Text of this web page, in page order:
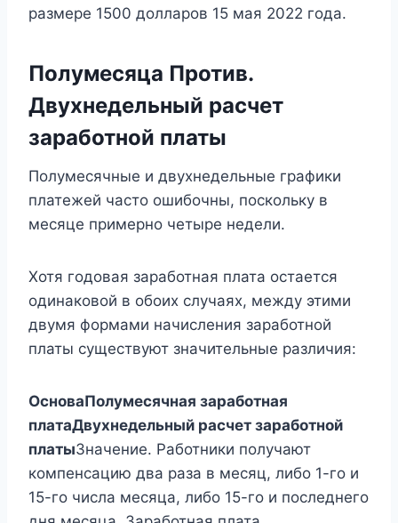
размере 1500 долларов 15 мая 2022 года.
Полумесяца Против.
Двухнедельный расчет
заработной платы
Полумесячные и двухнедельные графики
платежей часто ошибочны, поскольку в
месяце примерно четыре недели.
Хотя годовая заработная плата остается
одинаковой в обоих случаях, между этими
двумя формами начисления заработной
платы существуют значительные различия:
ОсноваПолумесячная заработная
платаДвухнедельный расчет заработной
платыЗначение. Работники получают
компенсацию два раза в месяц, либо 1-го и
15-го числа месяца, либо 15-го и последнего